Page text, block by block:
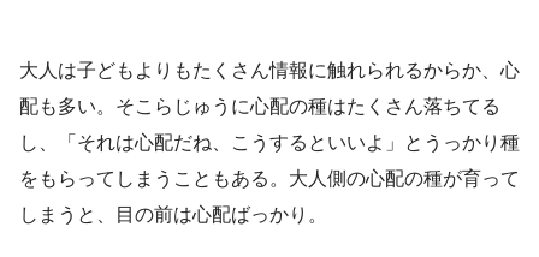
大人は子どもよりもたくさん情報に触れられるからか、心
配も多い。そこらじゅうに心配の種はたくさん落ちてる
し、「それは心配だね、こうするといいよ」とうっかり種
をもらってしまうこともある。大人側の心配の種が育って
しまうと、目の前は心配ばっかり。